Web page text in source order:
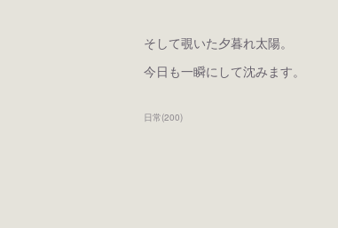
そして覗いた夕暮れ太陽。
今日も一瞬にして沈みます。
日常(200)